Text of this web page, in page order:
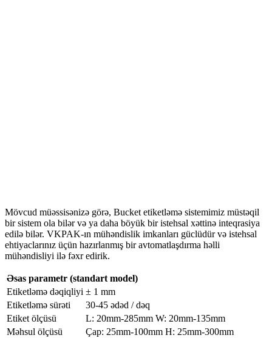
Mövcud müəssisənizə görə, Bucket etiketləmə sistemimiz müstəqil
bir sistem ola bilər və ya daha böyük bir istehsal xəttinə inteqrasiya
edilə bilər. VKPAK-ın mühəndislik imkanları güclüdür və istehsal
ehtiyaclarınız üçün hazırlanmış bir avtomatlaşdırma həlli
mühəndisliyi ilə fəxr edirik.
Əsas parametr (standart model)
Etiketləmə dəqiqliyi ± 1 mm
Etiketləmə sürəti
30-45 ədəd / dəq
Etiket ölçüsü
L: 20mm-285mm W: 20mm-135mm
Məhsul ölçüsü
Çap: 25mm-100mm H: 25mm-300mm